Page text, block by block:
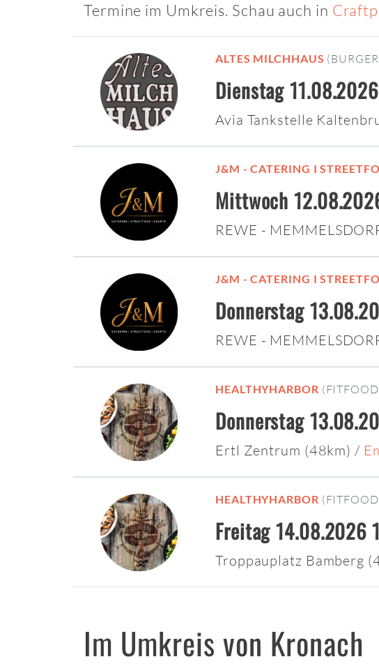
Termine im Umkreis. Schau auch in
ALTES MILCHHAUS
Dienstag
Avia Tankstelle
J&M - CATERING I
Mittwoch
REWE -
J&M - CATERING I
Donnerstag
REWE -
HEALTHYHARBOR
Donnerstag
Ertl Zentrum (48km) /
HEALTHYHARBOR
Freitag 14.08.2026
Troppauplatz Bamberg
Im Umkreis von Kronach